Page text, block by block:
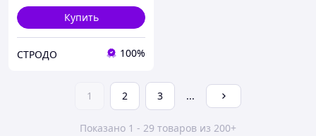
Купить
СТРОДО 100%
1 2 3 ...
Показано 1 - 29 товаров из 200+